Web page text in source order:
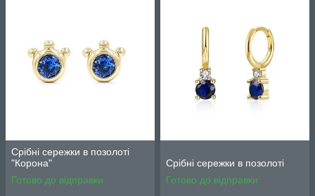
Срібні сережки в позолоті
"Корона"
Готово до відправки
Срібні сережки в позолоті
Готово до відправки